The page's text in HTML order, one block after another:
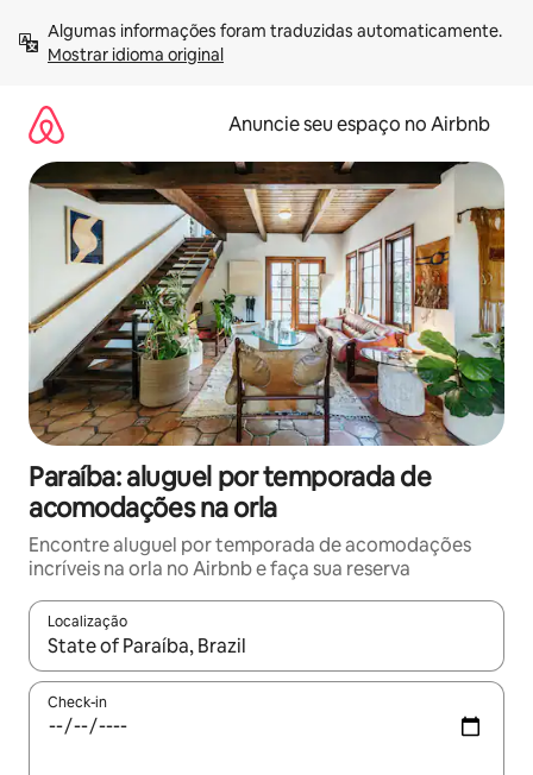
para
Mostrar idioma original
Anuncie seu espaço no Airbnb
Paraíba: aluguel por temporada de
acomodações na orla
Encontre aluguel por temporada de acomodações
incríveis na orla no Airbnb e faça sua reserva
Localização
Quando os resultados estiverem disponíveis, explore-os
Check-in